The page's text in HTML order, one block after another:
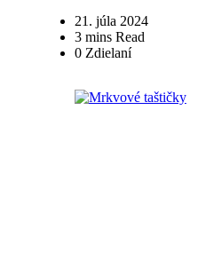
21. júla 2024
3 mins Read
0 Zdielaní